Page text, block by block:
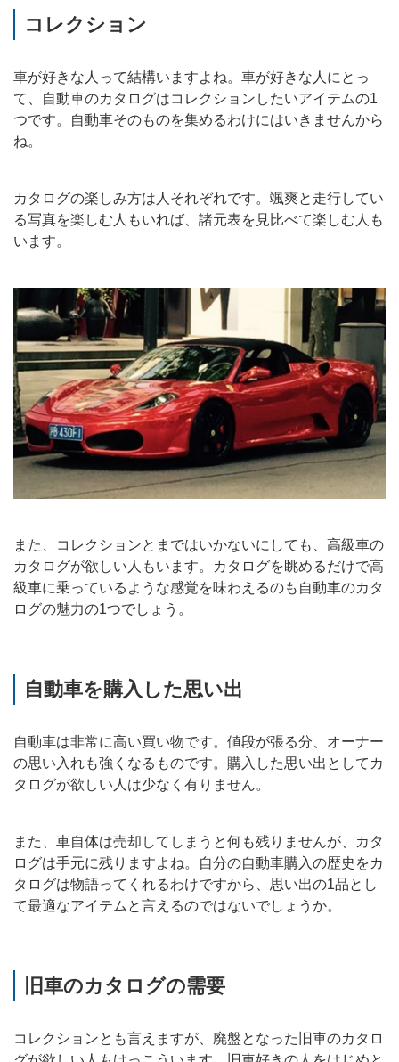
コレクション
車が好きな人って結構いますよね。車が好きな人にとっ
て、自動車のカタログはコレクションしたいアイテムの1
つです。自動車そのものを集めるわけにはいきませんから
ね。
カタログの楽しみ方は人それぞれです。颯爽と走行してい
る写真を楽しむ人もいれば、諸元表を見比べて楽しむ人も
います。
また、コレクションとまではいかないにしても、高級車の
カタログが欲しい人もいます。カタログを眺めるだけで高
級車に乗っているような感覚を味わえるのも自動車のカタ
ログの魅力の1つでしょう。
自動車を購入した思い出
自動車は非常に高い買い物です。値段が張る分、オーナー
の思い入れも強くなるものです。購入した思い出としてカ
タログが欲しい人は少なく有りません。
また、車自体は売却してしまうと何も残りませんが、カタ
ログは手元に残りますよね。自分の自動車購入の歴史をカ
タログは物語ってくれるわけですから、思い出の1品とし
て最適なアイテムと言えるのではないでしょうか。
旧車のカタログの需要
コレクションとも言えますが、廃盤となった旧車のカタロ